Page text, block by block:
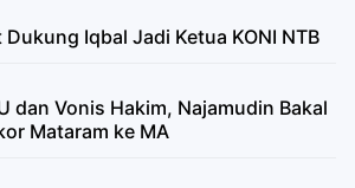
Dukung Iqbal Jadi Ketua KONI NTB
dan Vonis Hakim, Najamudin Bakal
Mataram ke MA